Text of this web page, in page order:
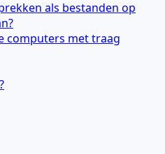
als bestanden op
computers met traag